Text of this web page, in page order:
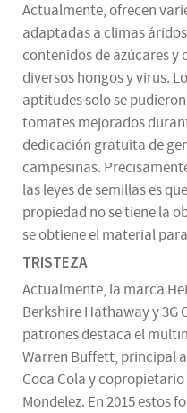
Actualmente, ofrecen
adaptadas a climas
contenidos de azúcares y
diversos hongos y virus.
aptitudes solo se
tomates mejorados
dedicación gratuita de
campesinas.
las leyes de semillas es
propiedad no se tiene la
se obtiene el material
TRISTEZA
Actualmente, la marca
Berkshire Hathaway y 3G
patrones destaca el
Warren Buffett, principal
Coca Cola y
Mondelez. En 2015 estos